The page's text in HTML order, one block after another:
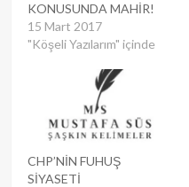
KONUSUNDA MAHİR!
15 Mart 2017
"Köşeli Yazılarım" içinde
CHP’NİN FUHUŞ
SİYASETİ